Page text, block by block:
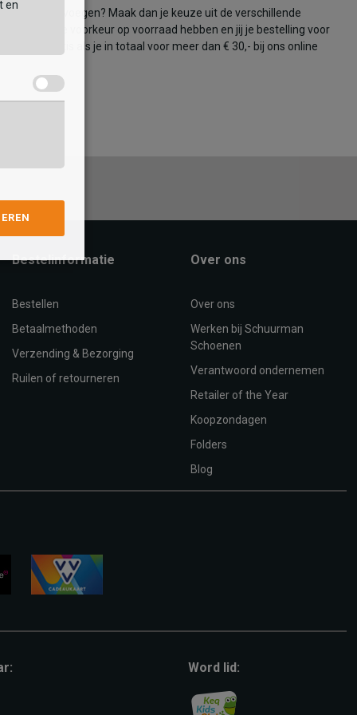
in huis toevoegen? Maak dan je keuze uit de verschillende
van je voorkeur op voorraad hebben en jij je bestelling voor
gratis als je in totaal voor meer dan € 30,- bij ons online
Bestelinformatie
Bestellen
Betaalmethoden
Verzending & Bezorging
Ruilen of retourneren
Over ons
Over ons
Werken bij Schuurman
Schoenen
Verantwoord ondernemen
Retailer of the Year
Koopzondagen
Folders
Blog
Word lid:
en